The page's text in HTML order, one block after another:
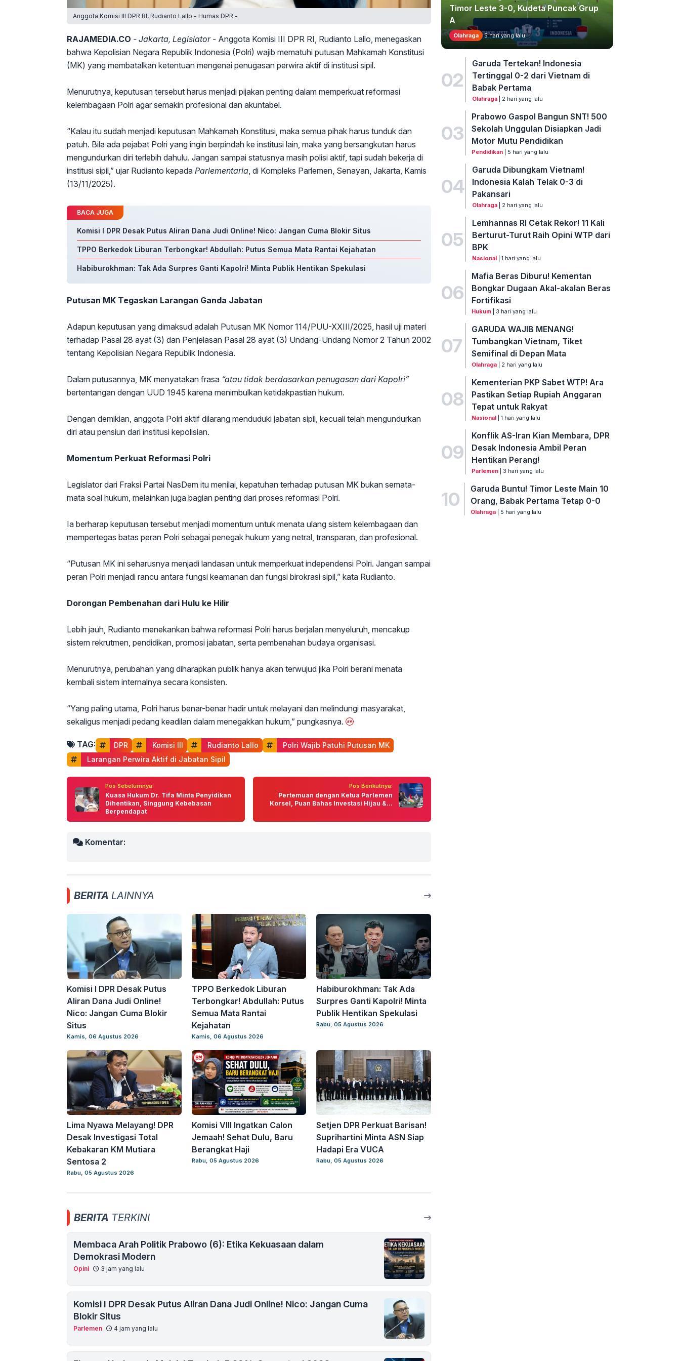
Anggota Komisi III DPR RI, Rudianto Lallo - Humas DPR -
RAJAMEDIA.CO - Jakarta, Legislator - Anggota Komisi III DPR RI, Rudianto Lallo, menegaskan
bahwa Kepolisian Negara Republik Indonesia (Polri) wajib mematuhi putusan Mahkamah Konstitusi
(MK) yang membatalkan ketentuan mengenai penugasan perwira aktif di institusi sipil.
Menurutnya, keputusan tersebut harus menjadi pijakan penting dalam memperkuat reformasi
kelembagaan Polri agar semakin profesional dan akuntabel.
“Kalau itu sudah menjadi keputusan Mahkamah Konstitusi, maka semua pihak harus tunduk dan
patuh. Bila ada pejabat Polri yang ingin berpindah ke institusi lain, maka yang bersangkutan harus
mengundurkan diri terlebih dahulu. Jangan sampai statusnya masih polisi aktif, tapi sudah bekerja di
institusi sipil,” ujar Rudianto kepada Parlementaria, di Kompleks Parlemen, Senayan, Jakarta, Kamis
(13/11/2025).
BACA JUGA
Komisi I DPR Desak Putus Aliran Dana Judi Online! Nico: Jangan Cuma Blokir Situs
TPPO Berkedok Liburan Terbongkar! Abdullah: Putus Semua Mata Rantai Kejahatan
Habiburokhman: Tak Ada Surpres Ganti Kapolri! Minta Publik Hentikan Spekulasi
Putusan MK Tegaskan Larangan Ganda Jabatan
Adapun keputusan yang dimaksud adalah Putusan MK Nomor 114/PUU-XXIII/2025, hasil uji materi
terhadap Pasal 28 ayat (3) dan Penjelasan Pasal 28 ayat (3) Undang-Undang Nomor 2 Tahun 2002
tentang Kepolisian Negara Republik Indonesia.
Dalam putusannya, MK menyatakan frasa “atau tidak berdasarkan penugasan dari Kapolri”
bertentangan dengan UUD 1945 karena menimbulkan ketidakpastian hukum.
Dengan demikian, anggota Polri aktif dilarang menduduki jabatan sipil, kecuali telah mengundurkan
diri atau pensiun dari institusi kepolisian.
Momentum Perkuat Reformasi Polri
Legislator dari Fraksi Partai NasDem itu menilai, kepatuhan terhadap putusan MK bukan semata-
mata soal hukum, melainkan juga bagian penting dari proses reformasi Polri.
Ia berharap keputusan tersebut menjadi momentum untuk menata ulang sistem kelembagaan dan
mempertegas batas peran Polri sebagai penegak hukum yang netral, transparan, dan profesional.
“Putusan MK ini seharusnya menjadi landasan untuk memperkuat independensi Polri. Jangan sampai
peran Polri menjadi rancu antara fungsi keamanan dan fungsi birokrasi sipil,” kata Rudianto.
Dorongan Pembenahan dari Hulu ke Hilir
Lebih jauh, Rudianto menekankan bahwa reformasi Polri harus berjalan menyeluruh, mencakup
sistem rekrutmen, pendidikan, promosi jabatan, serta pembenahan budaya organisasi.
Menurutnya, perubahan yang diharapkan publik hanya akan terwujud jika Polri berani menata
kembali sistem internalnya secara konsisten.
“Yang paling utama, Polri harus benar-benar hadir untuk melayani dan melindungi masyarakat,
sekaligus menjadi pedang keadilan dalam menegakkan hukum,” pungkasnya.
TAG: DPR Komisi III Rudianto Lallo
Polri Wajib Patuhi Putusan MK
Larangan Perwira Aktif di Jabatan Sipil
Pos Sebelumnya:
Kuasa Hukum Dr. Tifa Minta Penyidikan
Dihentikan, Singgung Kebebasan
Berpendapat
Pos Berikutnya:
Pertemuan dengan Ketua Parlemen
Korsel, Puan Bahas Investasi Hijau &...
Komentar:
BERITA LAINNYA
Komisi I DPR Desak Putus
Aliran Dana Judi Online!
Nico: Jangan Cuma Blokir
Situs
Kamis, 06 Agustus 2026
TPPO Berkedok Liburan
Terbongkar! Abdullah: Putus
Semua Mata Rantai
Kejahatan
Kamis, 06 Agustus 2026
Habiburokhman: Tak Ada
Surpres Ganti Kapolri! Minta
Publik Hentikan Spekulasi
Rabu, 05 Agustus 2026
Lima Nyawa Melayang! DPR
Desak Investigasi Total
Kebakaran KM Mutiara
Sentosa 2
Rabu, 05 Agustus 2026
Komisi VIII Ingatkan Calon
Jemaah! Sehat Dulu, Baru
Berangkat Haji
Rabu, 05 Agustus 2026
Setjen DPR Perkuat Barisan!
Suprihartini Minta ASN Siap
Hadapi Era VUCA
Rabu, 05 Agustus 2026
BERITA TERKINI
Membaca Arah Politik Prabowo (6): Etika Kekuasaan dalam
Demokrasi Modern
Opini 3 jam yang lalu
Komisi I DPR Desak Putus Aliran Dana Judi Online! Nico: Jangan Cuma
Blokir Situs
Parlemen 4 jam yang lalu
Timor Leste 3-0, Kudeta Puncak Grup
A
Olahraga 5 hari yang lalu
02
Garuda Tertekan! Indonesia
Tertinggal 0-2 dari Vietnam di
Babak Pertama
Olahraga| 2 hari yang lalu
03
Prabowo Gaspol Bangun SNT! 500
Sekolah Unggulan Disiapkan Jadi
Motor Mutu Pendidikan
Pendidikan | 5 hari yang lalu
04
Garuda Dibungkam Vietnam!
Indonesia Kalah Telak 0-3 di
Pakansari
Olahraga| 2 hari yang lalu
05
Lemhannas RI Cetak Rekor! 11 Kali
Berturut-Turut Raih Opini WTP dari
BPK
Nasional| 1 hari yang lalu
06
Mafia Beras Diburu! Kementan
Bongkar Dugaan Akal-akalan Beras
Fortifikasi
Hukum | 3 hari yang lalu
07
GARUDA WAJIB MENANG!
Tumbangkan Vietnam, Tiket
Semifinal di Depan Mata
Olahraga | 2 hari yang lalu
08
Kementerian PKP Sabet WTP! Ara
Pastikan Setiap Rupiah Anggaran
Tepat untuk Rakyat
Nasional | 1 hari yang lalu
09
Konflik AS-Iran Kian Membara, DPR
Desak Indonesia Ambil Peran
Hentikan Perang!
Parlemen | 3 hari yang lalu
10
Garuda Buntu! Timor Leste Main 10
Orang, Babak Pertama Tetap 0-0
Olahraga| 5 hari yang lalu